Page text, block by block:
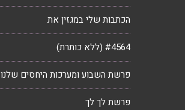
הכתבות שלי במגזין את
#4564 (ללא כותרת)
פרשת השבוע ומערכות היחסים שלנו
פרשת לך לך